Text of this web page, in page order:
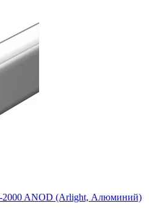
2000 ANOD (Arlight, Алюминий)